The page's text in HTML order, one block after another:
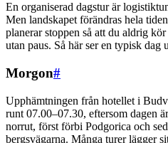
En organiserad dagstur är
Men landskapet förändras hela
planerar stoppen så att du aldrig
utan paus. Så här ser en typisk dag
Morgon#
Upphämtningen från hotellet i
runt 07.00–07.30, eftersom dagen
norrut, först förbi Podgorica och
bergsvägarna. Många turer lägger